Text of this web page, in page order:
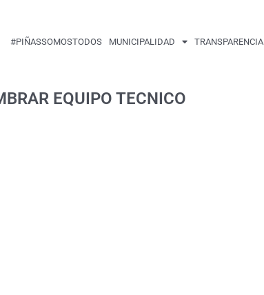
#PIÑASSOMOSTODOS MUNICIPALIDAD TRANSPARENCIA
EQUIPO TECNICO